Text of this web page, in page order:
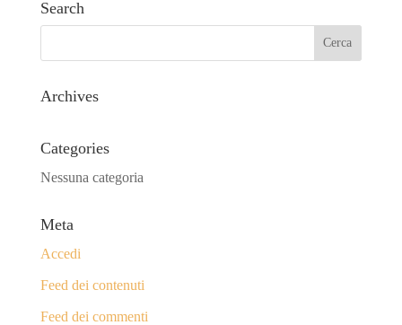
Search
Archives
Categories
Nessuna categoria
Meta
Accedi
Feed dei contenuti
Feed dei commenti